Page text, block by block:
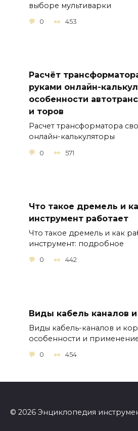
выборе мультиварки
0 453
Расчёт
руками онлайн-
особенности
и торов
Расчет трансформатора
онлайн-калькуляторы
0 571
Что такое дремель и
инструмент работает
Что такое дремель и как
инструмент: подробное
0 442
Виды кабель каналов
Виды кабель-каналов и
особенности и
0 454
© 2026 Энциклопедия